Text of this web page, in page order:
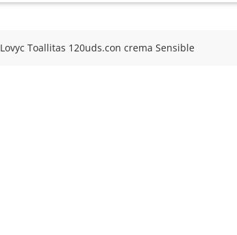
Lovyc Toallitas 120uds.con crema Sensible